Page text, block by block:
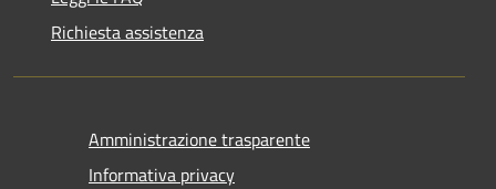
Richiesta assistenza
Amministrazione trasparente
Informativa privacy